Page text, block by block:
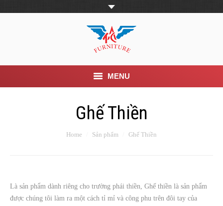
MENU
Tin Tức
Ghế Thiền
Home Sản phẩm Ghế Thiền
Là sản phẩm dành riêng cho trường phái thiền, Ghế thiền là sản phẩm
được chúng tôi làm ra một cách tỉ mỉ và công phu trên đôi tay của